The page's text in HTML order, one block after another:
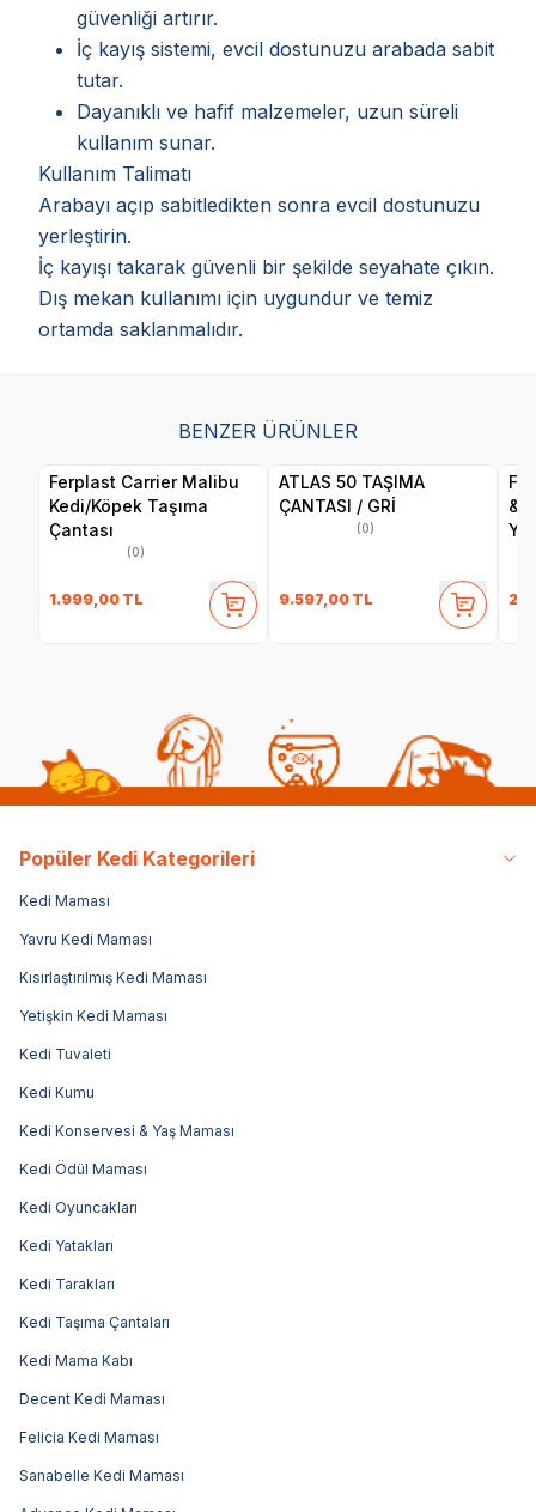
güvenliği artırır.
İç kayış sistemi, evcil dostunuzu arabada sabit
tutar.
Dayanıklı ve hafif malzemeler, uzun süreli
kullanım sunar.
Kullanım Talimatı
Arabayı açıp sabitledikten sonra evcil dostunuzu
yerleştirin.
İç kayışı takarak güvenli bir şekilde seyahate çıkın.
Dış mekan kullanımı için uygundur ve temiz
ortamda saklanmalıdır.
BENZER ÜRÜNLER
Ferplast Carrier Malibu
Kedi/Köpek Taşıma
Çantası
(0)
1.999,00 TL
ATLAS 50 TAŞIMA
ÇANTASI / GRİ
(0)
9.597,00 TL
&
Popüler Kedi Kategorileri
Kedi Maması
Yavru Kedi Maması
Kısırlaştırılmış Kedi Maması
Yetişkin Kedi Maması
Kedi Tuvaleti
Kedi Kumu
Kedi Konservesi & Yaş Maması
Kedi Ödül Maması
Kedi Oyuncakları
Kedi Yatakları
Kedi Tarakları
Kedi Taşıma Çantaları
Kedi Mama Kabı
Decent Kedi Maması
Felicia Kedi Maması
Sanabelle Kedi Maması